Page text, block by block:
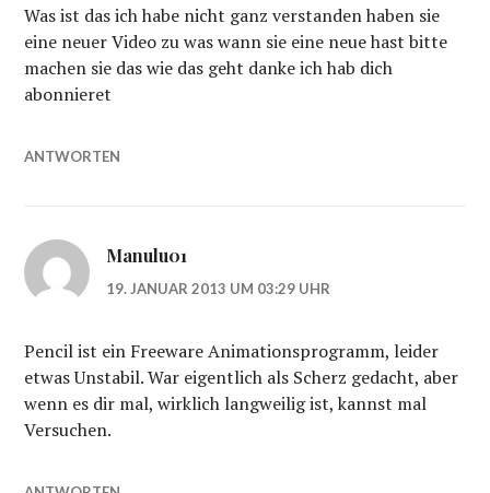
Was ist das ich habe nicht ganz verstanden haben sie
eine neuer Video zu was wann sie eine neue hast bitte
machen sie das wie das geht danke ich hab dich
abonnieret
ANTWORTEN
Manulu01
19. JANUAR 2013 UM 03:29 UHR
Pencil ist ein Freeware Animationsprogramm, leider
etwas Unstabil. War eigentlich als Scherz gedacht, aber
wenn es dir mal, wirklich langweilig ist, kannst mal
Versuchen.